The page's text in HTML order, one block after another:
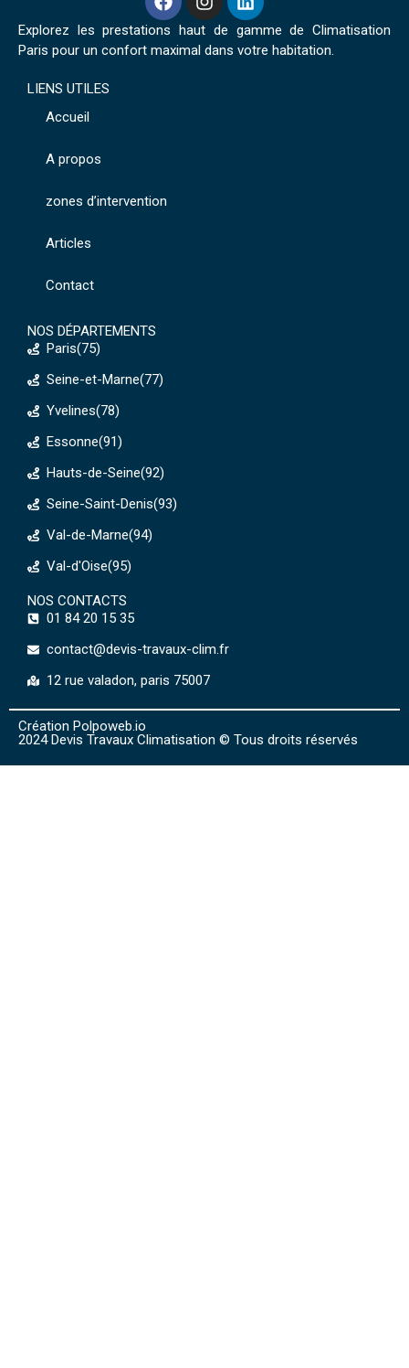
Explorez les prestations haut de gamme de Climatisation
Paris pour un confort maximal dans votre habitation.
LIENS UTILES
Accueil
A propos
zones d’intervention
Articles
Contact
NOS DÉPARTEMENTS
Paris(75)
Seine-et-Marne(77)
Yvelines(78)
Essonne(91)
Hauts-de-Seine(92)
Seine-Saint-Denis(93)
Val-de-Marne(94)
Val-d'Oise(95)
NOS CONTACTS
01 84 20 15 35
contact@devis-travaux-clim.fr
12 rue valadon, paris 75007
Création Polpoweb.io
2024 Devis Travaux Climatisation © Tous droits réservés